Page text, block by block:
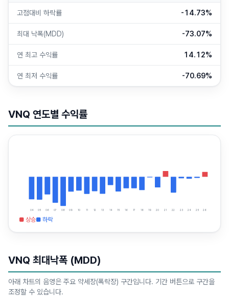
고점대비 하락률 -14.73%
최대 낙폭(MDD) -73.07%
연 최고 수익률 14.12%
연 최저 수익률 -70.69%
VNQ 연도별 수익률
04 05 06 07 08 09 10 11 12 13 14 15 16 17 18 19 20 21 22 23 24 25 26
■ 상승■ 하락
VNQ 최대낙폭 (MDD)
아래 차트의 음영은 주요 약세장(폭락장) 구간입니다. 기간 버튼으로 구간을
조정할 수 있습니다.